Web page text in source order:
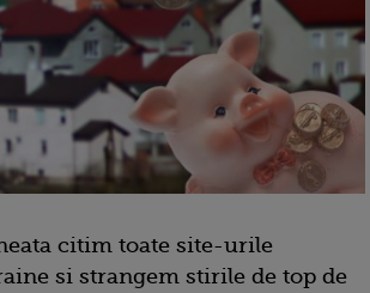
citim toate site-urile
si strangem stirile de top de